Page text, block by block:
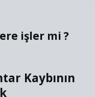
işler mi ?
Kaybının